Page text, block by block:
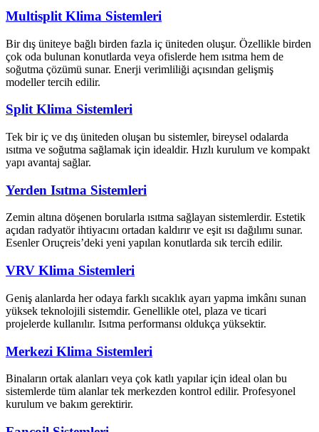
Multisplit Klima Sistemleri
Bir dış üniteye bağlı birden fazla iç üniteden oluşur. Özellikle birden
çok oda bulunan konutlarda veya ofislerde hem ısıtma hem de
soğutma çözümü sunar. Enerji verimliliği açısından gelişmiş
modeller tercih edilir.
Split Klima Sistemleri
Tek bir iç ve dış üniteden oluşan bu sistemler, bireysel odalarda
ısıtma ve soğutma sağlamak için idealdir. Hızlı kurulum ve kompakt
yapı avantaj sağlar.
Yerden Isıtma Sistemleri
Zemin altına döşenen borularla ısıtma sağlayan sistemlerdir. Estetik
açıdan radyatör ihtiyacını ortadan kaldırır ve eşit ısı dağılımı sunar.
Esenler Oruçreis’deki yeni yapılan konutlarda sık tercih edilir.
VRV Klima Sistemleri
Geniş alanlarda her odaya farklı sıcaklık ayarı yapma imkânı sunan
yüksek teknolojili sistemdir. Genellikle otel, plaza ve ticari
projelerde kullanılır. Isıtma performansı oldukça yüksektir.
Merkezi Klima Sistemleri
Binaların ortak alanları veya çok katlı yapılar için ideal olan bu
sistemlerde tüm alanlar tek merkezden kontrol edilir. Profesyonel
kurulum ve bakım gerektirir.